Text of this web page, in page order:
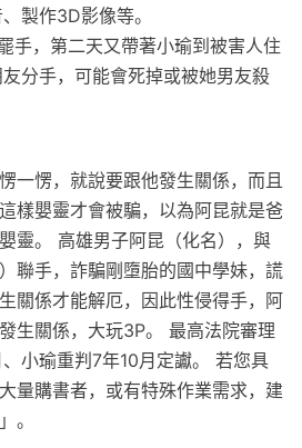
製作3D影像等。
手，第二天又帶著小瑜到被害人住
分手，可能會死掉或被她男友殺
一愣，就說要跟他發生關係，而且
樣嬰靈才會被騙，以為阿昆就是爸
靈。 高雄男子阿昆（化名），與
聯手，詐騙剛墮胎的國中學妹，謊
關係才能解厄，因此性侵得手，阿
生關係，大玩3P。 最高法院審理
小瑜重判7年10月定讞。 若您具
量購書者，或有特殊作業需求，建
。